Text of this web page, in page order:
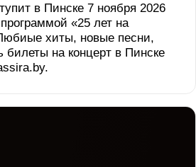
в Пинске 7 ноября 2026
«25 лет на
хиты, новые песни,
билеты на концерт в Пинске